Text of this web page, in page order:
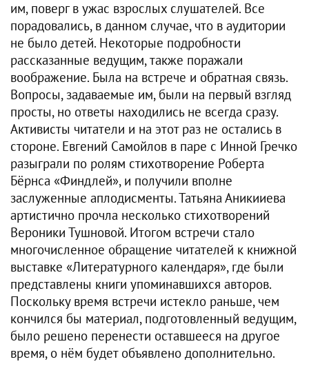
им, поверг в ужас взрослых слушателей. Все
порадовались, в данном случае, что в аудитории
не было детей. Некоторые подробности
рассказанные ведущим, также поражали
воображение. Была на встрече и обратная связь.
Вопросы, задаваемые им, были на первый взгляд
просты, но ответы находились не всегда сразу.
Активисты читатели и на этот раз не остались в
стороне. Евгений Самойлов в паре с Инной Гречко
разыграли по ролям стихотворение Роберта
Бёрнса «Финдлей», и получили вполне
заслуженные аплодисменты. Татьяна Аникииева
артистично прочла несколько стихотворений
Вероники Тушновой. Итогом встречи стало
многочисленное обращение читателей к книжной
выставке «Литературного календаря», где были
представлены книги упоминавшихся авторов.
Поскольку время встречи истекло раньше, чем
кончился бы материал, подготовленный ведущим,
было решено перенести оставшееся на другое
время, о нём будет объявлено дополнительно.